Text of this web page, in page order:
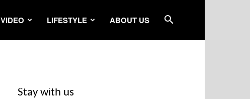
VIDEO LIFESTYLE ABOUT US
Stay with us